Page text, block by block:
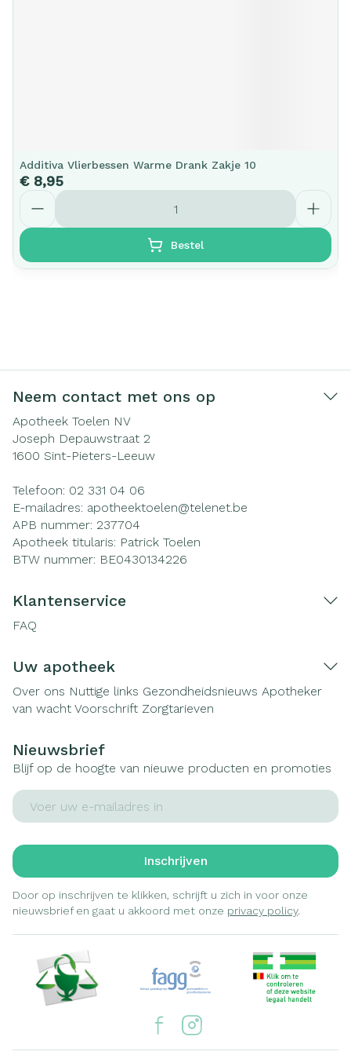
Additiva Vlierbessen Warme Drank Zakje 10
€ 8,95
Aantal
Bestel
Neem contact met ons op
Apotheek Toelen NV
Joseph Depauwstraat 2
1600 Sint-Pieters-Leeuw
Telefoon: 02 331 04 06
E-mailadres: apotheektoelen@telenet.be
APB nummer: 237704
Apotheek titularis: Patrick Toelen
BTW nummer: BE0430134226
Klantenservice
FAQ
Uw apotheek
Over ons Nuttige links Gezondheidsnieuws Apotheker
van wacht Voorschrift Zorgtarieven
Nieuwsbrief
Blijf op de hoogte van nieuwe producten en promoties
E-mail adres
Inschrijven
Door op inschrijven te klikken, schrijft u zich in voor onze
nieuwsbrief en gaat u akkoord met onze privacy policy.